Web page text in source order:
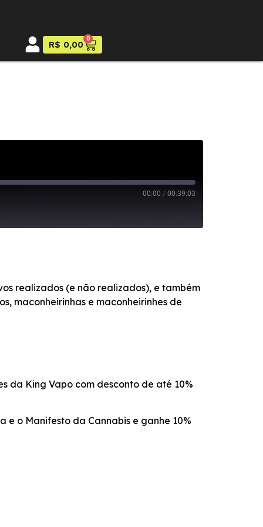
R$ 0,00
0
00:00 / 00:39:03
realizados (e não realizados), e também
maconheirinhas e maconheirinhes de
da King Vapo com desconto de até 10%
e o Manifesto da Cannabis e ganhe 10%